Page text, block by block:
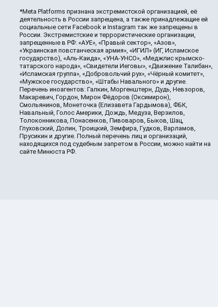
*Meta Platforms признана экстремистской организацией, её
деятельность в России запрещена, а также принадлежащие ей
социальные сети Facebook и Instagram так же запрещены в
России. Экстремистские и террористические организации,
запрещенные в РФ: «АУЕ», «Правый сектор», «Азов»,
«Украинская повстанческая армия», «ИГИЛ» (ИГ, Исламское
государство), «Аль-Каида», «УНА-УНСО», «Меджлис крымско-
татарского народа», «Свидетели Иеговы», «Движение Талибан»,
«Исламская группа», «Добровольчий рух», «Чёрный комитет»,
«Мужское государство», «Штабы Навального» и другие.
Перечень иноагентов: Галкин, Моргенштерн, Дудь, Невзоров,
Макаревич, Гордон, Мирон Фёдоров (Оксимирон),
Смольянинов, Монеточка (Елизавета Гардымова), ФБК,
Навальный, Голос Америки, Дождь, Медуза, Верзилов,
Толоконникова, Понасенков, Пивоваров, Быков, Шац,
Глуховский, Долин, Троицкий, Земфира, Гудков, Варламов,
Прусикин и другие. Полный перечень лиц и организаций,
находящихся под судебным запретом в России, можно найти на
сайте Минюста РФ.